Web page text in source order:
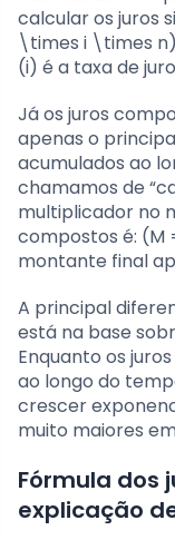
calcular os juros
\times i \times
(i) é a taxa de
Já os juros
apenas o
acumulados ao
chamamos de
multiplicador no
compostos é: (M
montante final
A principal
está na base
Enquanto os
ao longo do
crescer
muito maiores
Fórmula dos
explicação